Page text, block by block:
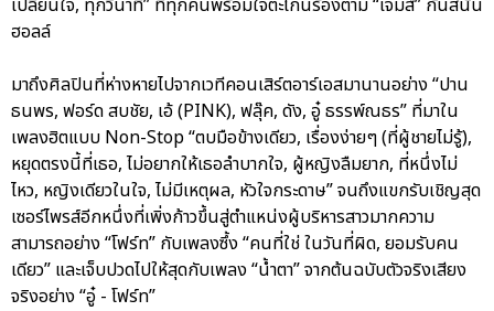
ฮอลล์
มาถึงศิลปินที่ห่างหายไปจากเวทีคอนเสิร์ตอาร์เอสมานานอย่าง “ปาน
ธนพร, ฟอร์ด สบชัย, เอ้ (PINK), ฟลุ๊ค, ดัง, อู๋ ธรรพ์ณธร” ที่มาใน
เพลงฮิตแบบ Non-Stop “ตบมือข้างเดียว, เรื่องง่ายๆ (ที่ผู้ชายไม่รู้),
หยุดตรงนี้ที่เธอ, ไม่อยากให้เธอลำบากใจ, ผู้หญิงลืมยาก, ที่หนึ่งไม่
ไหว, หญิงเดียวในใจ, ไม่มีเหตุผล, หัวใจกระดาษ” จนถึงแขกรับเชิญสุด
เซอร์ไพรส์อีกหนึ่งที่เพิ่งก้าวขึ้นสู่ตำแหน่งผู้บริหารสาวมากความ
สามารถอย่าง “โฟร์ท” กับเพลงซึ้ง “คนที่ใช่ ในวันที่ผิด, ยอมรับคน
เดียว” และเจ็บปวดไปให้สุดกับเพลง “น้ำตา” จากต้นฉบับตัวจริงเสียง
จริงอย่าง “อู๋ - โฟร์ท”